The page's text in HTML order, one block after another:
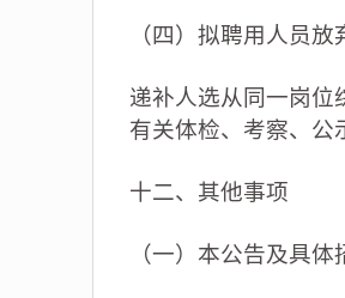
（四）拟聘用人员放
递补人选从同一岗
有关体检、考察、公
十二、其他事项
（一）本公告及具